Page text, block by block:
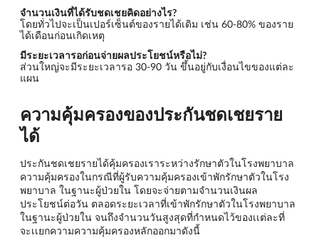
จำนวนเงินที่ได้รับชดเชยคิดอย่างไร?
โดยทั่วไปจะเป็นเปอร์เซ็นต์ของรายได้เดิม เช่น 60-80% ของราย
ได้เดือนก่อนเกิดเหตุ
มีระยะเวลารอก่อนจ่ายผลประโยชน์หรือไม่?
ส่วนใหญ่จะมีระยะเวลารอ 30-90 วัน ขึ้นอยู่กับเงื่อนไขของแต่ละ
แผน
ความคุ้มครองของประกันชดเชยราย
ได้
ประกันชดเชยรายได้คุ้มครองเราระหว่างรักษาตัวในโรงพยาบาล
ความคุ้มครองในกรณีที่ผู้รับความคุ้มครองเข้าพักรักษาตัวในโรง
พยาบาล ในฐานะผู้ป่วยใน โดยจะจ่ายตามจำนวนเงินผล
ประโยชน์ต่อวัน ตลอดระยะเวลาที่เข้าพักรักษาตัวในโรงพยาบาล
ในฐานะผู้ป่วยใน จนถึงจำนวนวันสูงสุดที่กำหนดไว้ของเเต่ละที่
จะเเยกความความคุ้มครองหลักออกมาดังนี้